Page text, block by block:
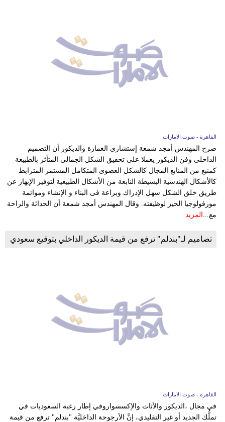
القاهرة - صوت الامارات
صرح المهندس أمجد شمعة إستشارى العمارة والديكور أن التصميم
الداخلى وفن الديكور يعملا على تحقيق الشكل الجمالى المتأثر بالطبيعة
كمنبع من المنابع المجال كالشكل العضوى المتكامل المستمر المترابط
كالأشكال الهندسية البسيطة النابعة من الأشكال الطبيعية لتوفير الإبهار عن
طريق خلق الشكل سهل الإدراك وبراعة فى البناء و الإنشاء وموائمة
مورفولوجيا الحيز لوظيفته. وقال المهندس أمجد شمعة أن الحداثة والراحة
مع... المزيد
تصاميم لـ"بندلم" ترفع من قيمة الديكور الداخلي بتوقيع سعودي
القاهره - صوت الامارات
في مجال ،الديكور والأثاث والإكسسواروفي إطار رغبة السعوديات في
تملُّك الجديد أو غير التقليدي، إنَّ الأرجوحة الداخليَّة "بندلم" ترفع من قيمة